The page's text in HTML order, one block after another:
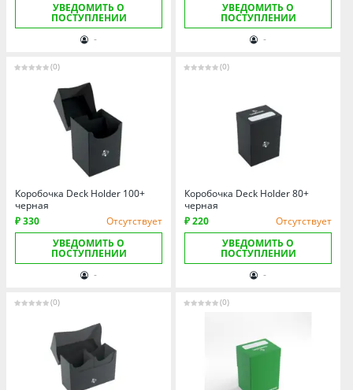
УВЕДОМИТЬ О
ПОСТУПЛЕНИИ
-
УВЕДОМИТЬ О
ПОСТУПЛЕНИИ
-
(0)
Коробочка Deck Holder 100+
черная
₽ 330
Отсутствует
УВЕДОМИТЬ О
ПОСТУПЛЕНИИ
-
(0)
Коробочка Deck Holder 80+
черная
₽ 220
Отсутствует
УВЕДОМИТЬ О
ПОСТУПЛЕНИИ
-
(0) (0)